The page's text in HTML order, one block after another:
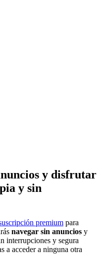
y disfrutar
y sin
premium para
navegar sin anuncios y
interrupciones y segura
a acceder a ninguna otra